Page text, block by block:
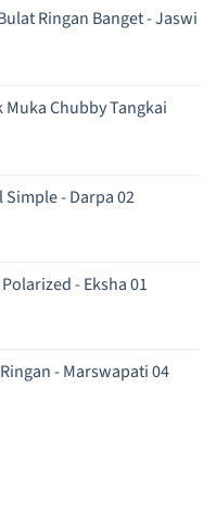
Ringan Banget - Jaswi
Muka Chubby Tangkai
Simple - Darpa 02
- Eksha 01
- Marswapati 04